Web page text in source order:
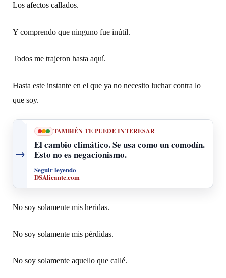
Los afectos callados.
Y comprendo que ninguno fue inútil.
Todos me trajeron hasta aquí.
Hasta este instante en el que ya no necesito luchar contra lo
que soy.
→
TAMBIÉN TE PUEDE INTERESAR
El cambio climático. Se usa como un comodín.
Esto no es negacionismo.
Seguir leyendo
DSAlicante.com
No soy solamente mis heridas.
No soy solamente mis pérdidas.
No soy solamente aquello que callé.